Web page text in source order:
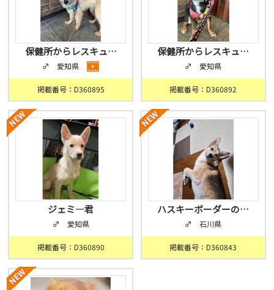
保健所からレスキュ…
♂ 愛知県
掲載番号：D360895
保健所からレスキュ…
♂ 愛知県
掲載番号：D360892
ジェミ―君
♂ 愛知県
掲載番号：D360890
ハスキーボーダーの…
♂ 石川県
掲載番号：D360843